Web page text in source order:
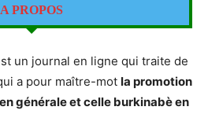
A PROPOS
un journal en ligne qui traite de
a pour maître-mot la promotion
générale et celle burkinabè en